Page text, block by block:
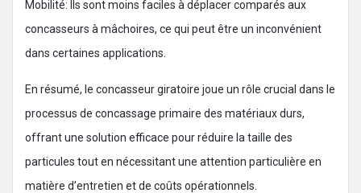
Mobilité: Ils sont moins faciles à déplacer comparés aux
concasseurs à mâchoires, ce qui peut être un inconvénient
dans certaines applications.
En résumé, le concasseur giratoire joue un rôle crucial dans le
processus de concassage primaire des matériaux durs,
offrant une solution efficace pour réduire la taille des
particules tout en nécessitant une attention particulière en
matière d’entretien et de coûts opérationnels.